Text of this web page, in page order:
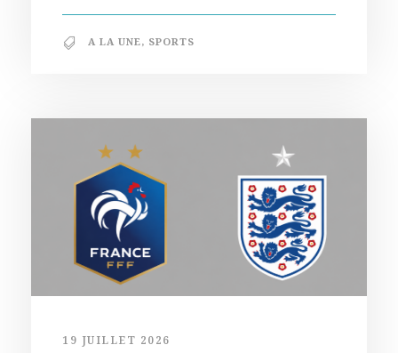
A LA UNE, SPORTS
19 JUILLET 2026